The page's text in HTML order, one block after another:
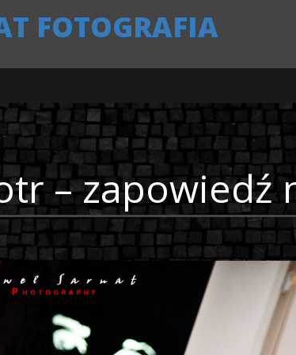
FOTOGRAFIA
– zapowiedź